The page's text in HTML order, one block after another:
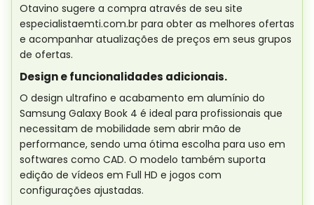
Otavino sugere a compra através de seu site
especialistaemti.com.br para obter as melhores ofertas
e acompanhar atualizações de preços em seus grupos
de ofertas.
Design e funcionalidades adicionais.
O design ultrafino e acabamento em alumínio do
Samsung Galaxy Book 4 é ideal para profissionais que
necessitam de mobilidade sem abrir mão de
performance, sendo uma ótima escolha para uso em
softwares como CAD. O modelo também suporta
edição de vídeos em Full HD e jogos com
configurações ajustadas.